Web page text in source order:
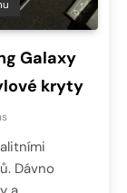
Galaxy
kryty
Dávno